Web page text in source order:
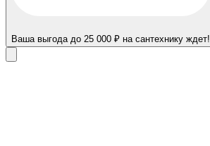
Ваша выгода до 25 000 ₽ на сантехнику ждет!